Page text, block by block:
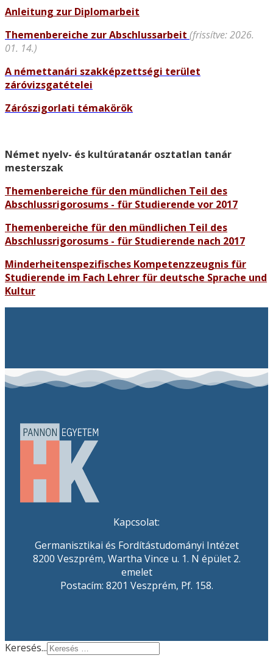
Anleitung zur Diplomarbeit
Themenbereiche zur Abschlussarbeit (frissítve: 2026.
01. 14.)
A némettanári szakképzettségi terület
záróvizsgatételei
Zárószigorlati témakörök
Német nyelv- és kultúratanár osztatlan tanár
mesterszak
Themenbereiche für den mündlichen Teil des
Abschlussrigorosums - für Studierende vor 2017
Themenbereiche für den mündlichen Teil des
Abschlussrigorosums - für Studierende nach 2017
Minderheitenspezifisches Kompetenzzeugnis für
Studierende im Fach Lehrer für deutsche Sprache und
Kultur
Kapcsolat:
Germanisztikai és Fordítástudományi Intézet
8200 Veszprém, Wartha Vince u. 1. N épület 2.
emelet
Postacím: 8201 Veszprém, Pf. 158.
Keresés...